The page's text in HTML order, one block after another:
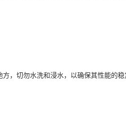
，切勿水洗和浸水，以确保其性能的